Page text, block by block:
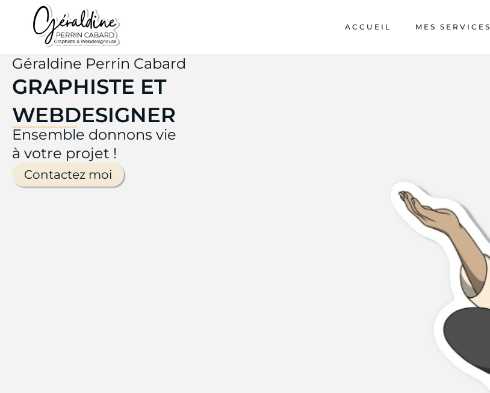
contenu
ACCUEIL MES SERVICES
Géraldine Perrin Cabard
GRAPHISTE ET
WEBDESIGNER
Ensemble donnons vie
à votre projet !
Contactez moi